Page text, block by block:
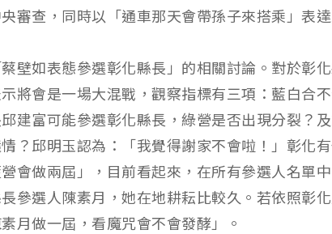
審查，同時以「通車那天會帶孫子來搭乘」表
壁如表態參選彰化縣長」的相關討論。對於彰
將會是一場大混戰，觀察指標有三項：藍白合
建富可能參選彰化縣長，綠營是否出現分裂？
？邱明玉認為：「我覺得謝家不會啦！」彰化
會做兩屆」，目前看起來，在所有參選人名單
參選人陳素月，她在地耕耘比較久。若依照彰
月做一屆，看魔咒會不會發酵」。